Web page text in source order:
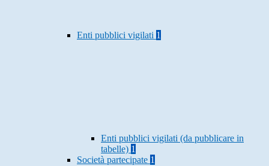
Enti pubblici vigilati 1
Enti pubblici vigilati (da pubblicare in
tabelle) 1
Società partecipate 1